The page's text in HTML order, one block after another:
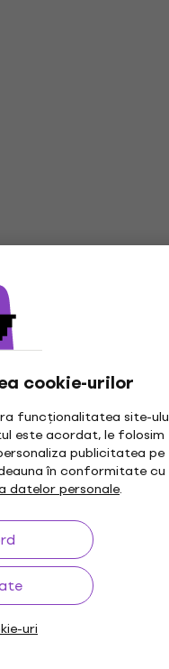
cookie-urilor
funcționalitatea site-
este acordat, le folosim
publicitatea pe
în conformitate cu
datelor personale.
uri